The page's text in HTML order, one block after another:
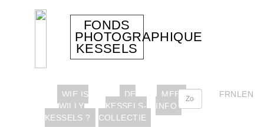
FONDS
PHOTOGRAPHIQUE
KESSELS
FRNL EN
WIE IS
WILLY
KESSELS ?
DE
KESSELS-
COLLECTIE
MEER
INFO